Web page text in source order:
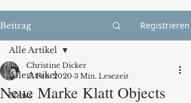
Beitrag Registrieren
Alle Artikel
News
Alle Artikel
Neue Marke Klatt Objects
Christine Dicker
17. Feb. 2020 3 Min. Lesezeit